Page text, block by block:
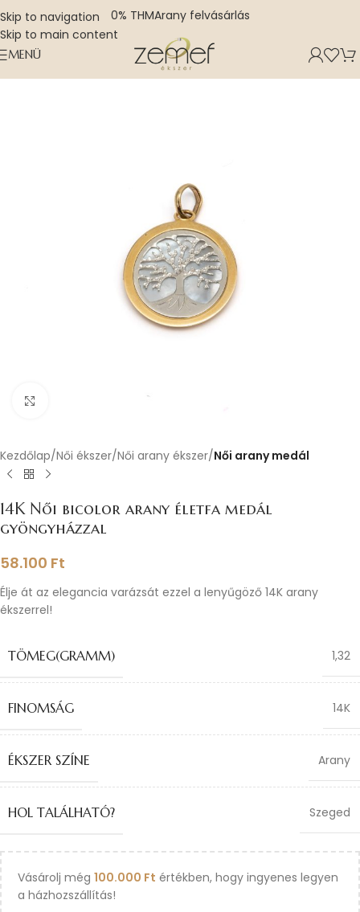
Skip to navigation
Skip to main content
0% THMArany felvásárlás
MENÜ
Nagyításhoz kattints ide
Kezdőlap Női ékszer Női arany ékszer Női arany medál
14K Női bicolor arany életfa medál
gyöngyházzal
58.100 Ft
Élje át az elegancia varázsát ezzel a lenyűgöző 14K arany
ékszerrel!
TÖMEG(GRAMM) 1,32
FINOMSÁG 14K
ÉKSZER SZÍNE Arany
HOL TALÁLHATÓ? Szeged
Vásárolj még 100.000 Ft értékben, hogy ingyenes legyen
a házhozszállítás!